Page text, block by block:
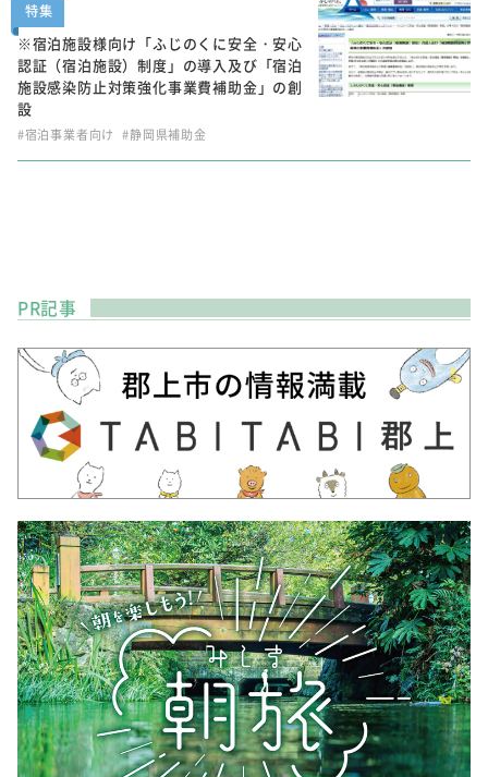
特集
※宿泊施設様向け「ふじのくに安全・安心
認証（宿泊施設）制度」の導入及び「宿泊
施設感染防止対策強化事業費補助金」の創
設
#宿泊事業者向け #静岡県補助金
PR記事